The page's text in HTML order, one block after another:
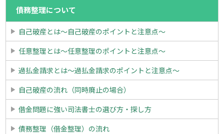
債務整理について
自己破産とは～自己破産のポイントと注意点～
任意整理とは～任意整理のポイントと注意点～
過払金請求とは～過払金請求のポイントと注意点～
自己破産の流れ（同時廃止の場合）
借金問題に強い司法書士の選び方・探し方
債務整理（借金整理）の流れ